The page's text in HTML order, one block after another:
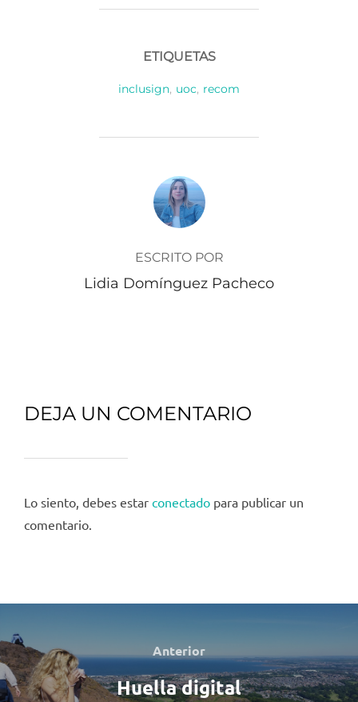
ETIQUETAS
inclusign, uoc, recom
AUTOR DE LA PUBLICACIÓN
ESCRITO POR
Lidia Domínguez Pacheco
DEJA UN COMENTARIO
Lo siento, debes estar conectado para publicar un
comentario.
de
entradas
Anterior
Anterior
Huella digital